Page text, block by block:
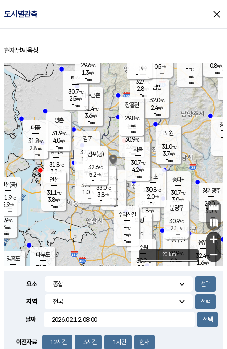
도시별관측 close
홈
현재날씨 육상
의도
℃
m/s
mm
영흥도
양주
32.9℃
2.8
-mm
과천
31.0℃
1.8m/s
- mm
용인
32.4℃
1.6m/s
경기광주
29.0℃
3.0m/s
-mm
3.0m/s
대부도
31.3
경서동
31.8℃
3.2 m/s
-mm
파주금촌
31.4℃
3.6m/s
-mm
-℃
-m/s
-mm
대곶
31.8℃
2.8m/s
-mm
창
-
-m/
-
탄현
30.7℃
2.5m/s
-mm
0.8m/s
-mm
의왕
- ℃
m/s
mm
김포
32.0℃
1.2 m/s
mm
광명
- ℃
-m/s
-mm
부천
32.7℃
1.0m/s
-mm
양촌
31.9℃
4.0m/s
-mm
구로
33.0℃
3.8m/s
-mm
은평
30.9℃
2.6 m/s
- mm
노원
31.0℃
3.7m/s
-mm
송파*
30.7℃
3.0m/s
-mm
서초
30.8℃
2.0m/s
-mm
남방
32.0℃
2.4m/s
-mm
기흥구갈
30.9℃
3.4m/s
-
수리산길
-℃
-m/s
-mm
분당구
30.9℃
2.1 m/s
-mm
장흥면
29.8℃
-m/s
-mm
-m/s
-mm
인천(공)
31.9℃
5.9m/s
-mm
김포(공)
32.6℃
5.2m/s
-mm
수원
30.9℃
3.8 m/s
인천
31.1℃
3.8m/s
-mm
서울
30.7℃
4.2m/s
-mm
29.6℃
1.3m/s
-mm
0.5m/s
-mm
+
−
20 km
요소
지역
날짜
이전자료 -12시간 -3시간 -1시간 현재